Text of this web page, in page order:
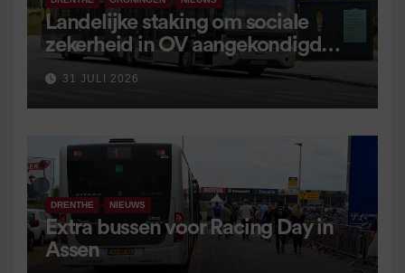
Landelijke staking om sociale
zekerheid in OV aangekondigd
voor 9 september
31 JULI 2026
DRENTHE NIEUWS
Extra bussen voor Racing Day in
Assen